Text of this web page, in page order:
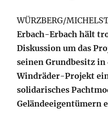
WÜRZBERG/
Erbach-Erbach hält
Diskussion um das
seinen Grundbesitz in
Windräder-Projekt
solidarisches
Geländeeigentümern